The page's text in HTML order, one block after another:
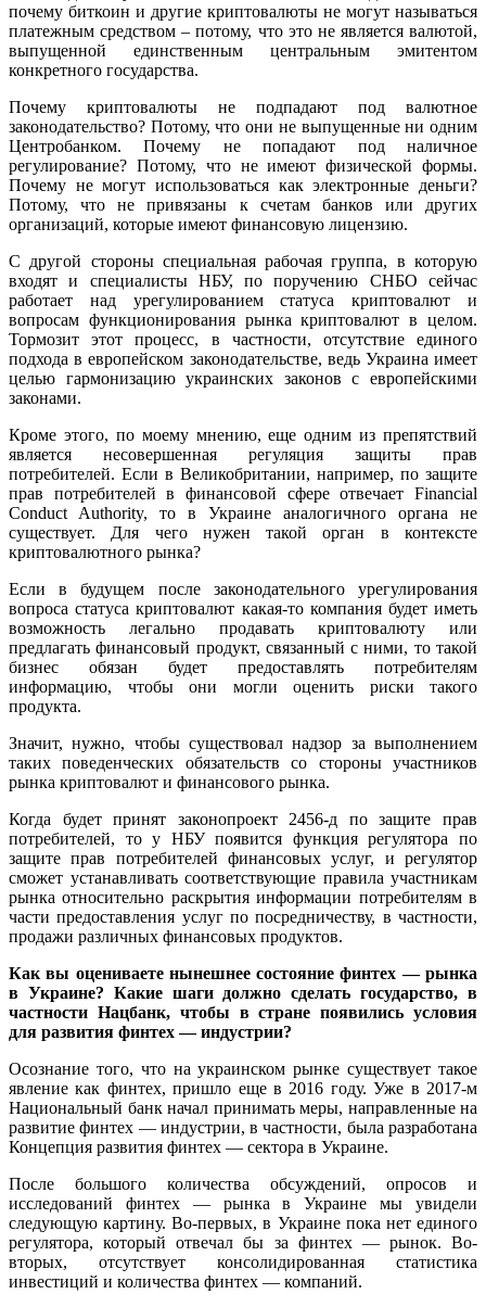
почему биткоин и другие криптовалюты не могут называться
платежным средством – потому, что это не является валютой,
выпущенной единственным центральным эмитентом
конкретного государства.
Почему криптовалюты не подпадают под валютное
законодательство? Потому, что они не выпущенные ни одним
Центробанком. Почему не попадают под наличное
регулирование? Потому, что не имеют физической формы.
Почему не могут использоваться как электронные деньги?
Потому, что не привязаны к счетам банков или других
организаций, которые имеют финансовую лицензию.
С другой стороны специальная рабочая группа, в которую
входят и специалисты НБУ, по поручению СНБО сейчас
работает над урегулированием статуса криптовалют и
вопросам функционирования рынка криптовалют в целом.
Тормозит этот процесс, в частности, отсутствие единого
подхода в европейском законодательстве, ведь Украина имеет
целью гармонизацию украинских законов с европейскими
законами.
Кроме этого, по моему мнению, еще одним из препятствий
является несовершенная регуляция защиты прав
потребителей. Если в Великобритании, например, по защите
прав потребителей в финансовой сфере отвечает Financial
Conduct Authority, то в Украине аналогичного органа не
существует. Для чего нужен такой орган в контексте
криптовалютного рынка?
Если в будущем после законодательного урегулирования
вопроса статуса криптовалют какая-то компания будет иметь
возможность легально продавать криптовалюту или
предлагать финансовый продукт, связанный с ними, то такой
бизнес обязан будет предоставлять потребителям
информацию, чтобы они могли оценить риски такого
продукта.
Значит, нужно, чтобы существовал надзор за выполнением
таких поведенческих обязательств со стороны участников
рынка криптовалют и финансового рынка.
Когда будет принят законопроект 2456-д по защите прав
потребителей, то у НБУ появится функция регулятора по
защите прав потребителей финансовых услуг, и регулятор
сможет устанавливать соответствующие правила участникам
рынка относительно раскрытия информации потребителям в
части предоставления услуг по посредничеству, в частности,
продажи различных финансовых продуктов.
Как вы оцениваете нынешнее состояние финтех — рынка
в Украине? Какие шаги должно сделать государство, в
частности Нацбанк, чтобы в стране появились условия
для развития финтех — индустрии?
Осознание того, что на украинском рынке существует такое
явление как финтех, пришло еще в 2016 году. Уже в 2017-м
Национальный банк начал принимать меры, направленные на
развитие финтех — индустрии, в частности, была разработана
Концепция развития финтех — сектора в Украине.
После большого количества обсуждений, опросов и
исследований финтех — рынка в Украине мы увидели
следующую картину. Во-первых, в Украине пока нет единого
регулятора, который отвечал бы за финтех — рынок. Во-
вторых, отсутствует консолидированная статистика
инвестиций и количества финтех — компаний.